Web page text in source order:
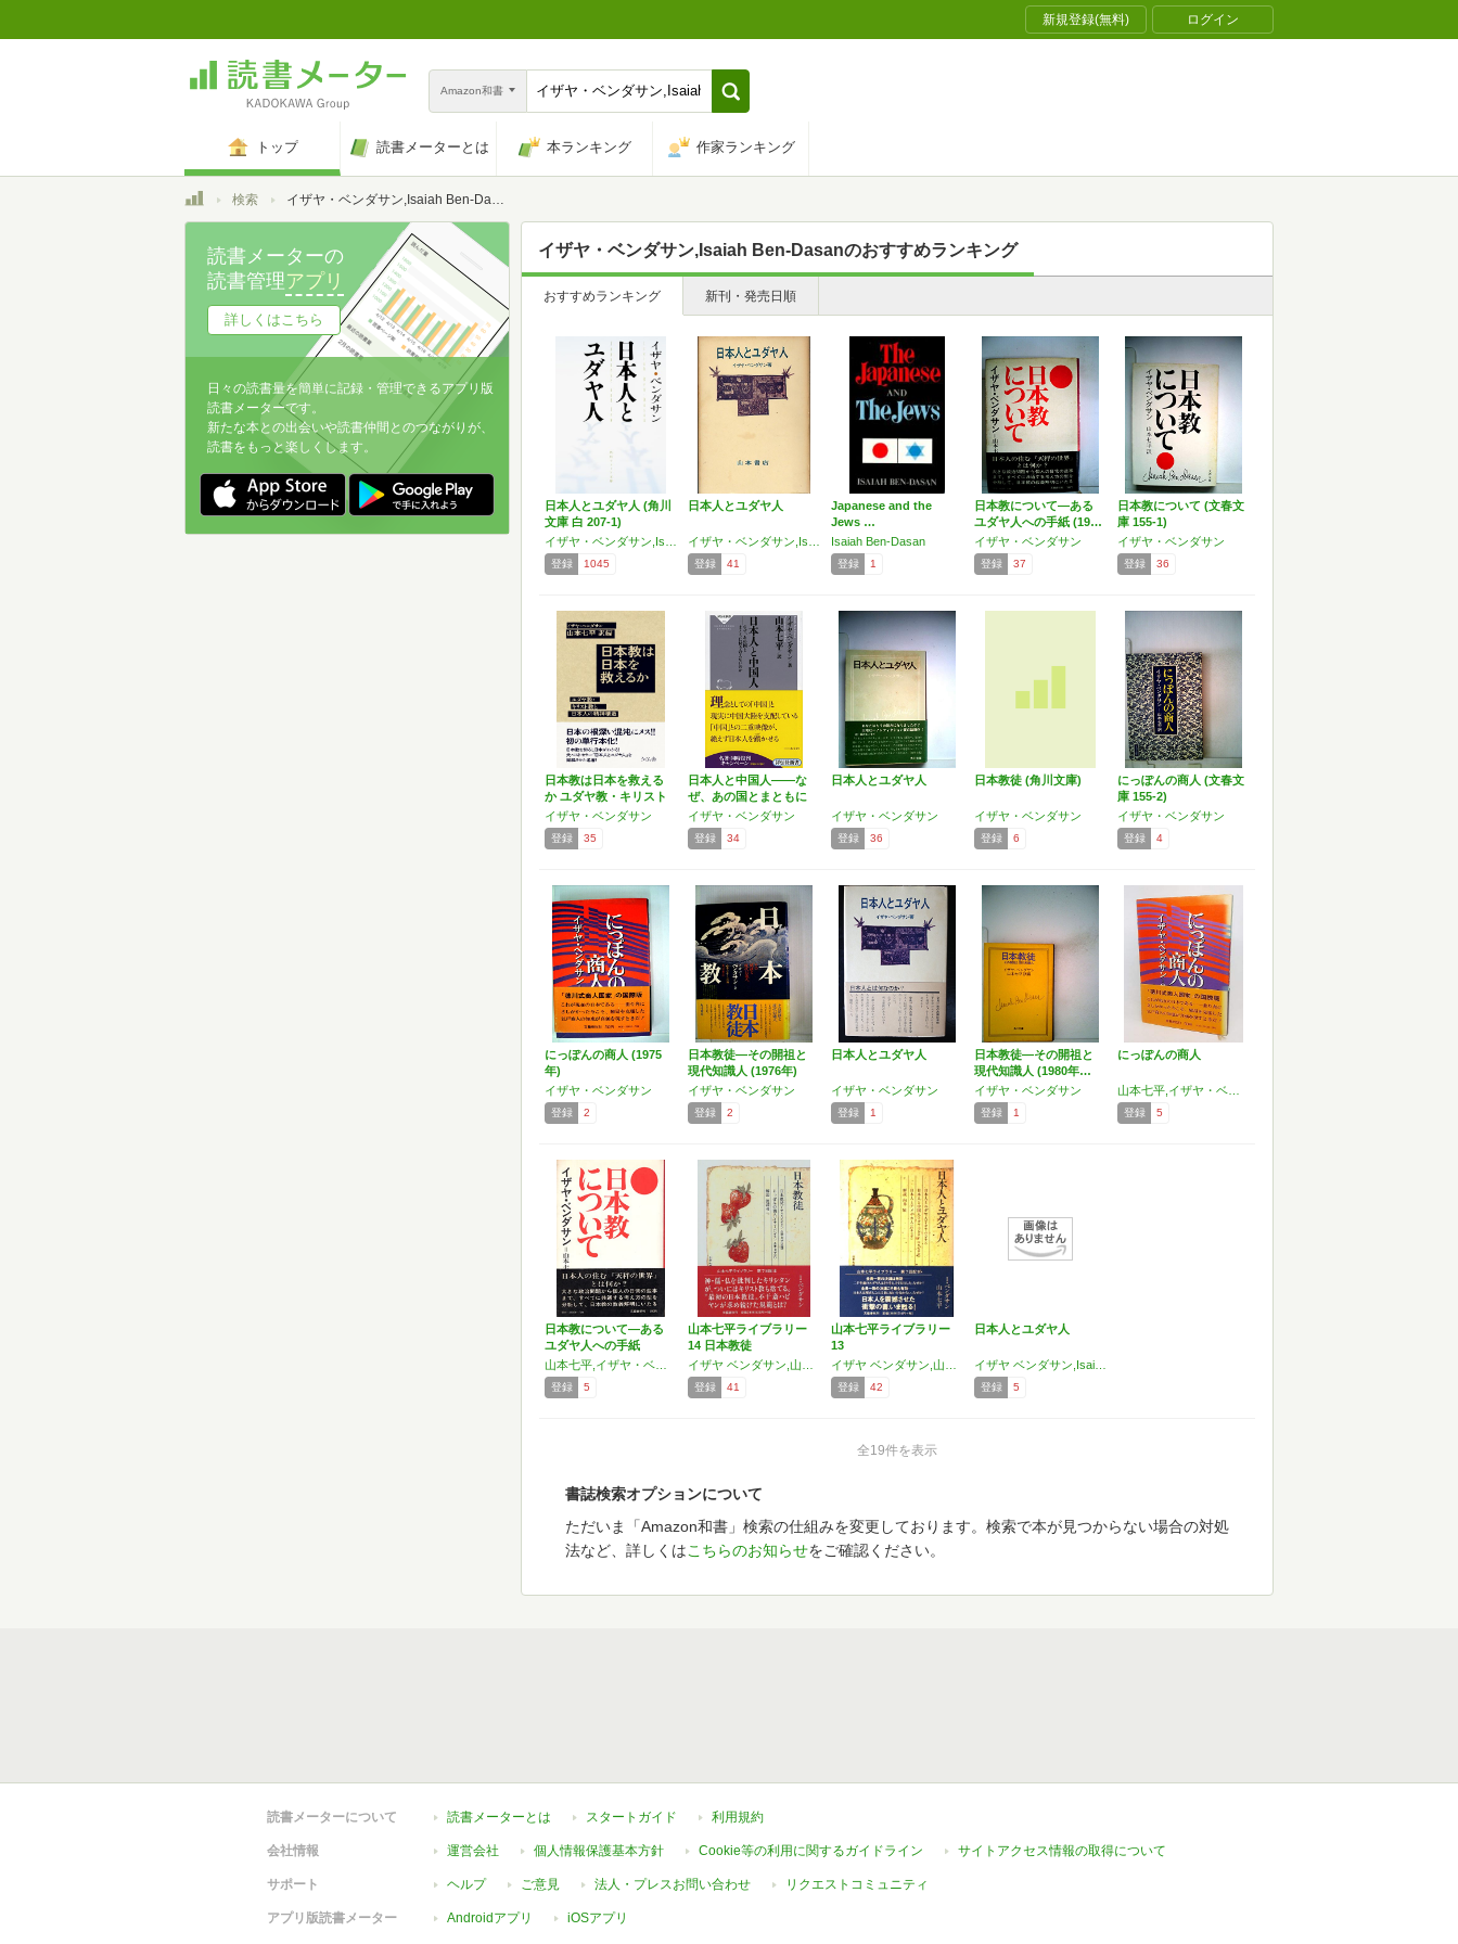
新規登録(無料) ログイン
Amazon和書
トップ 読書メーターとは 本ランキング 作家ランキング
トップ検索 イザヤ・ベンダサン,Isaiah Ben-Dasan
イザヤ・ベンダサン,Isaiah Ben-Dasanのおすすめランキング
おすすめランキング 新刊・発売日順
日本人とユダヤ人 (角川
文庫 白 207-1)
登録 1045
日本人とユダヤ人
登録 41
Japanese and the
Jews …
Isaiah Ben-Dasan
登録 1
日本教について―ある
ユダヤ人への手紙 (19…
イザヤ・ベンダサン
登録 37
日本教について (文春文
庫 155-1)
イザヤ・ベンダサン
登録 36
日本教は日本を救える
か ユダヤ教・キリスト
教…
イザヤ・ベンダサン
登録 35
日本人と中国人――な
ぜ、あの国とまともに
付き…
イザヤ・ベンダサン
登録 34
日本人とユダヤ人
イザヤ・ベンダサン
登録 36
日本教徒 (角川文庫)
イザヤ・ベンダサン
登録 6
にっぽんの商人 (文春文
庫 155-2)
イザヤ・ベンダサン
登録 4
にっぽんの商人 (1975
年)
イザヤ・ベンダサン
登録 2
日本教徒―その開祖と
現代知識人 (1976年)
イザヤ・ベンダサン
登録 2
日本人とユダヤ人
イザヤ・ベンダサン
登録 1
日本教徒―その開祖と
現代知識人 (1980年…
イザヤ・ベンダサン
登録 1
にっぽんの商人
登録 5
日本教について―ある
ユダヤ人への手紙
登録 5
山本七平ライブラリー
14 日本教徒
登録 41
山本七平ライブラリー
13
登録 42
日本人とユダヤ人
登録 5
全19件を表示
書誌検索オプションについて
ただいま「Amazon和書」検索の仕組みを変更しております。検索で本が見つからない場合の対処
法など、詳しくはこちらのお知らせをご確認ください。
読書メーターの
読書管理アプリ
詳しくはこちら
日々の読書量を簡単に記録・管理できるアプリ版
読書メーターです。
新たな本との出会いや読書仲間とのつながりが、
読書をもっと楽しくします。
読書メーターについて 読書メーターとは スタートガイド 利用規約
会社情報 運営会社 個人情報保護基本方針 Cookie等の利用に関するガイドライン サイトアクセス情報の取得について
サポート ヘルプ ご意見 法人・プレスお問い合わせ リクエストコミュニティ
アプリ版読書メーター Androidアプリ iOSアプリ